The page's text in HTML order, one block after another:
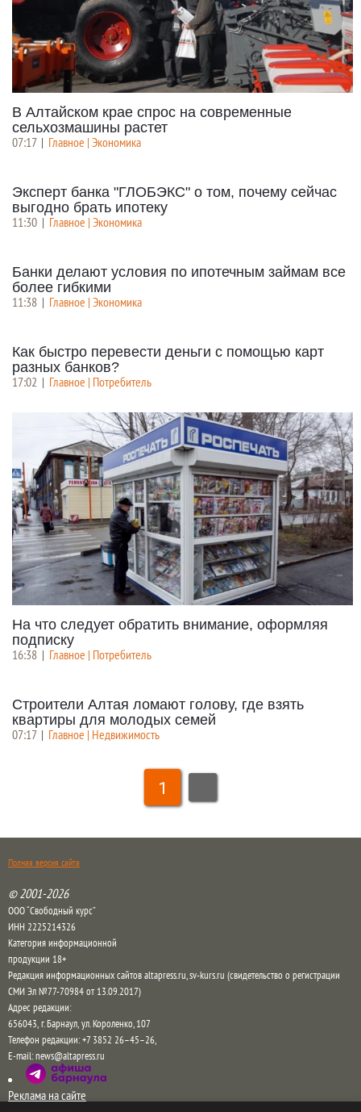
В Алтайском крае спрос на современные
сельхозмашины растет
07:17 | Главное | Экономика
Эксперт банка "ГЛОБЭКС" о том, почему сейчас
выгодно брать ипотеку
11:30 | Главное | Экономика
Банки делают условия по ипотечным займам все
более гибкими
11:38 | Главное | Экономика
Как быстро перевести деньги с помощью карт
разных банков?
17:02 | Главное | Потребитель
На что следует обратить внимание, оформляя
подписку
16:38 Главное | Потребитель
Строители Алтая ломают голову, где взять
квартиры для молодых семей
07:17 Главное | Недвижимость
1
Полная версия сайта
© 2001-2026
ООО “Свободный курс”
ИНН 2225214326
Категория информационной
продукции 18+
Редакция информационных сайтов altapress.ru, sv-kurs.ru (свидетельство о регистрации
СМИ Эл №77-70984 от 13.09.2017)
Адрес редакции:
656043,г. Барнаул,ул. Короленко, 107
Телефон редакции:+7 3852 26–45–26,
E-mail:news@altapress.ru
Реклама на сайте